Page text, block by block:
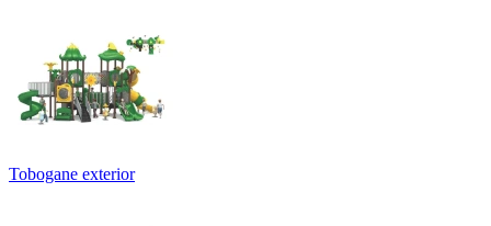
Tobogane exterior